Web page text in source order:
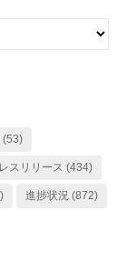
(53)
スリリース (434)
進捗状況 (872)